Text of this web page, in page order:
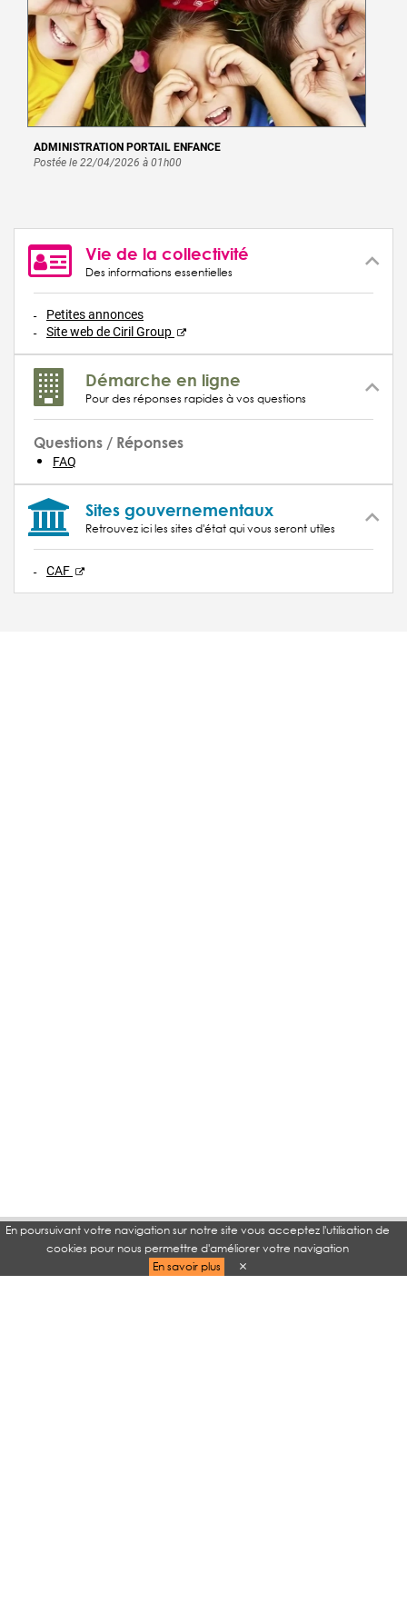
En poursuivant votre navigation sur notre site vous acceptez l'utilisation de
cookies pour nous permettre d'améliorer votre navigation
En savoir plus
ADMINISTRATION PORTAIL ENFANCE
Postée le 22/04/2026 à 01h00
Vie de la collectivité
Des informations essentielles
Petites annonces
Site web de Ciril Group
Démarche en ligne
Pour des réponses rapides à vos questions
Questions / Réponses
FAQ
Sites gouvernementaux
Retrouvez ici les sites d'état qui vous seront utiles
CAF